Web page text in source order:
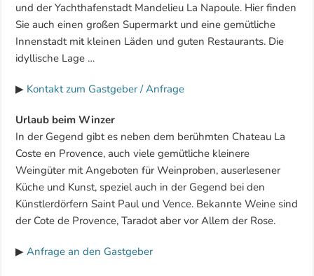
und der Yachthafenstadt Mandelieu La Napoule. Hier finden
Sie auch einen großen Supermarkt und eine gemütliche
Innenstadt mit kleinen Läden und guten Restaurants. Die
idyllische Lage …
▶ Kontakt zum Gastgeber / Anfrage
Urlaub beim Winzer
In der Gegend gibt es neben dem berühmten Chateau La
Coste en Provence, auch viele gemütliche kleinere
Weingüter mit Angeboten für Weinproben, auserlesener
Küche und Kunst, speziel auch in der Gegend bei den
Künstlerdörfern Saint Paul und Vence. Bekannte Weine sind
der Cote de Provence, Taradot aber vor Allem der Rose.
▶Anfrage an den Gastgeber